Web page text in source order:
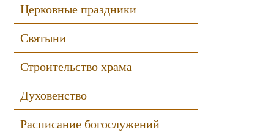
Церковные праздники
Святыни
Строительство храма
Духовенство
Расписание богослужений